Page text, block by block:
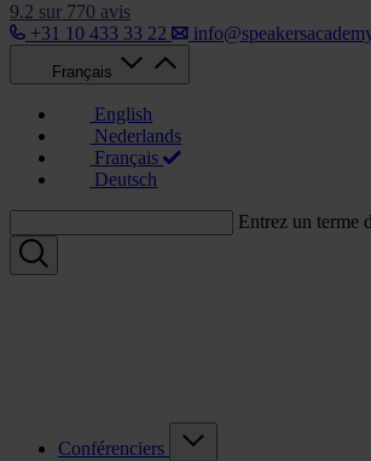
9.2 sur 770 avis
+31 10 433 33 22
Français
English
Nederlands
Français
Deutsch
Entrez un terme
Conférenciers